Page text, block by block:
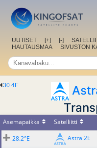
UUTISET [+] [-]
HAUTAUSMAA
SIVUSTON
30.4E
Asemapaikka Satelliitti
28.2°E
Astra 2E